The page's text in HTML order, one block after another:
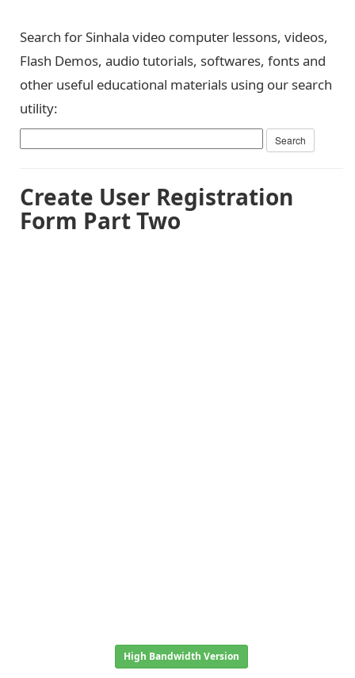
Search for Sinhala video computer lessons, videos,
Flash Demos, audio tutorials, softwares, fonts and
other useful educational materials using our search
utility:
Create User Registration
Form Part Two
High Bandwidth Version